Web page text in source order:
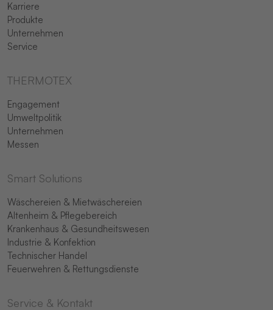
Karriere
Produkte
Unternehmen
Service
THERMOTEX
Engagement
Umweltpolitik
Unternehmen
Messen
Smart Solutions
Wäschereien & Mietwäschereien
Altenheim & Pflegebereich
Krankenhaus & Gesundheitswesen
Industrie & Konfektion
Technischer Handel
Feuerwehren & Rettungsdienste
Service & Kontakt